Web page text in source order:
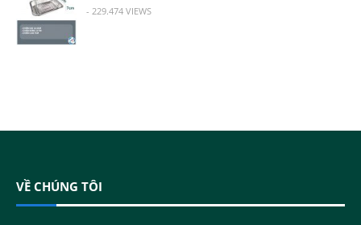
- 229.474 VIEWS
VỀ CHÚNG TÔI